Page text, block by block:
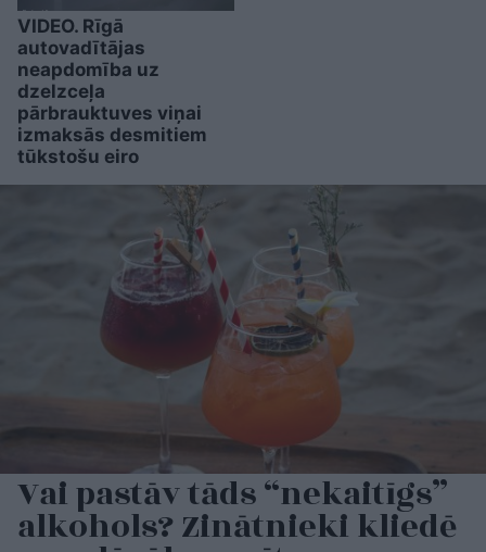
VIDEO. Rīgā
autovadītājas
neapdomība uz
dzelzceļa
pārbrauktuves viņai
izmaksās desmitiem
tūkstošu eiro
Vai pastāv tāds “nekaitīgs”
alkohols? Zinātnieki kliedē